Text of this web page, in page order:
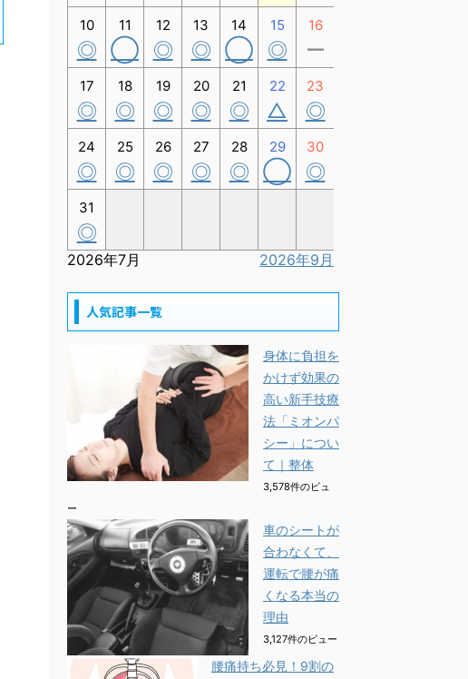
10
◎
11
◯
12
◎
13
◎
14
◯
15
◎
16
ー
17
◎
18
◎
19
◎
20
◎
21
◎
22
△
23
◎
24
◎
25
◎
26
◎
27
◎
28
◎
29
◯
30
◎
31
◎
2026年7月 2026年9月
人気記事一覧
身体に負担を
かけず効果の
高い新手技療
法「ミオンパ
シー」につい
て｜整体
3,578件のビュ
ー
車のシートが
合わなくて、
運転で腰が痛
くなる本当の
理由
3,127件のビュー
腰痛持ち必見！9割の